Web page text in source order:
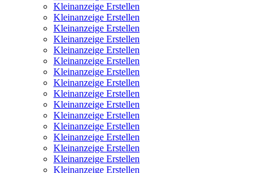
Kleinanzeige Erstellen
Kleinanzeige Erstellen
Kleinanzeige Erstellen
Kleinanzeige Erstellen
Kleinanzeige Erstellen
Kleinanzeige Erstellen
Kleinanzeige Erstellen
Kleinanzeige Erstellen
Kleinanzeige Erstellen
Kleinanzeige Erstellen
Kleinanzeige Erstellen
Kleinanzeige Erstellen
Kleinanzeige Erstellen
Kleinanzeige Erstellen
Kleinanzeige Erstellen
Kleinanzeige Erstellen